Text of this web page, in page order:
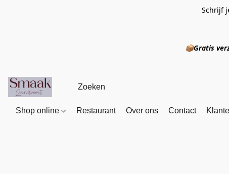
Schrijf
📦Gratis
Shop online Restaurant Over ons Contact